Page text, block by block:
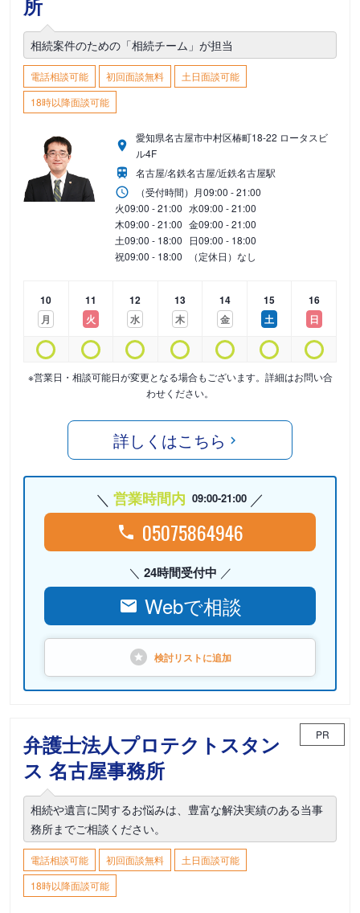
所
相続案件のための「相続チーム」が担当
電話相談可能 初回面談無料
土日面談可能
18時以降面談可能
愛知県名古屋市中村区椿町18-22 ロータスビ
ル4F
名古屋/名鉄名古屋/近鉄名古屋駅
（受付時間） 月09:00 - 21:00
火09:00 - 21:00 水09:00 - 21:00
木09:00 - 21:00 金09:00 - 21:00
土09:00 - 18:00 日09:00 - 18:00
祝09:00 - 18:00 （定休日）なし
10
月
11
火
12
水
13
木
14
金
15
土
16
日
※営業日・相談可能日が変更となる場合もございます。詳細はお問い合
わせください。
詳しくはこちら
営業時間内 09:00-21:00
05075864946
24時間受付中
Webで相談
検討リストに追加
弁護士法人プロテクトスタン
ス 名古屋事務所
PR
相続や遺言に関するお悩みは、豊富な解決実績のある当事
務所までご相談ください。
電話相談可能 初回面談無料
土日面談可能
18時以降面談可能